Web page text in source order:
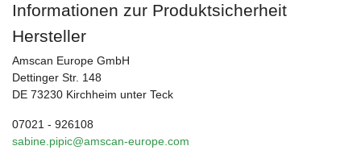
Informationen zur Produktsicherheit
Hersteller
Amscan Europe GmbH
Dettinger Str. 148
DE 73230 Kirchheim unter Teck
07021 - 926108
sabine.pipic@amscan-europe.com